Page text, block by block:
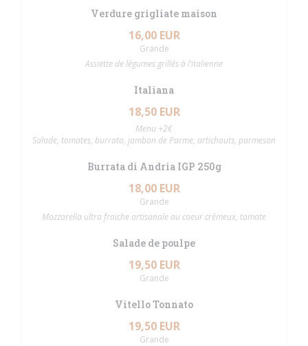
Verdure grigliate maison
16,00 EUR
Grande
Assiette de légumes grillés à l’italienne
Italiana
18,50 EUR
Menu +2€
Salade, tomates, burrata, jambon de Parme, artichauts, parmesan
Burrata di Andria IGP 250g
18,00 EUR
Grande
Mozzarella ultra fraiche artisanale au coeur crémeux, tomate
Salade de poulpe
19,50 EUR
Grande
Vitello Tonnato
19,50 EUR
Grande